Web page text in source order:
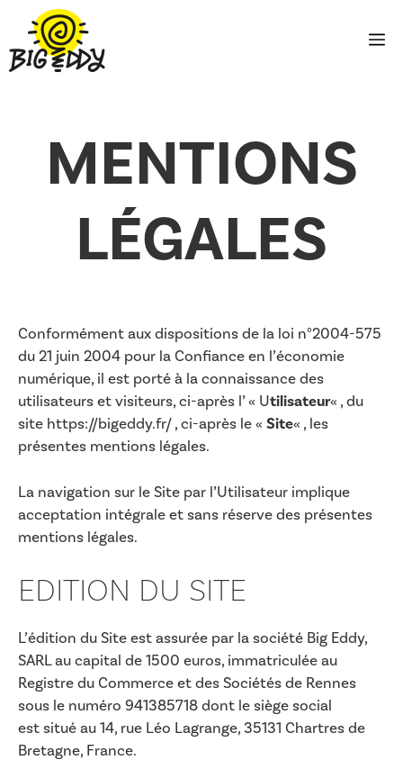
contenu
MENTIONS
LÉGALES
Conformément aux dispositions de la loi n°2004-575
du 21 juin 2004 pour la Confiance en l’économie
numérique, il est porté à la connaissance des
utilisateurs et visiteurs, ci-après l’ « Utilisateur« , du
site https://bigeddy.fr/ , ci-après le « Site« , les
présentes mentions légales.
La navigation sur le Site par l’Utilisateur implique
acceptation intégrale et sans réserve des présentes
mentions légales.
EDITION DU SITE
L’édition du Site est assurée par la société Big Eddy,
SARL au capital de 1500 euros, immatriculée au
Registre du Commerce et des Sociétés de Rennes
sous le numéro 941385718 dont le siège social
est situé au 14, rue Léo Lagrange, 35131 Chartres de
Bretagne, France.